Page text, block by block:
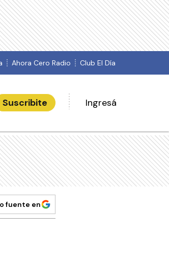
Ahora Cero Radio Club El Día
Suscribite Ingresá
fuente en